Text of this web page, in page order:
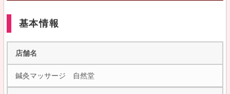
基本情報
店舗名
鍼灸マッサージ 自然堂